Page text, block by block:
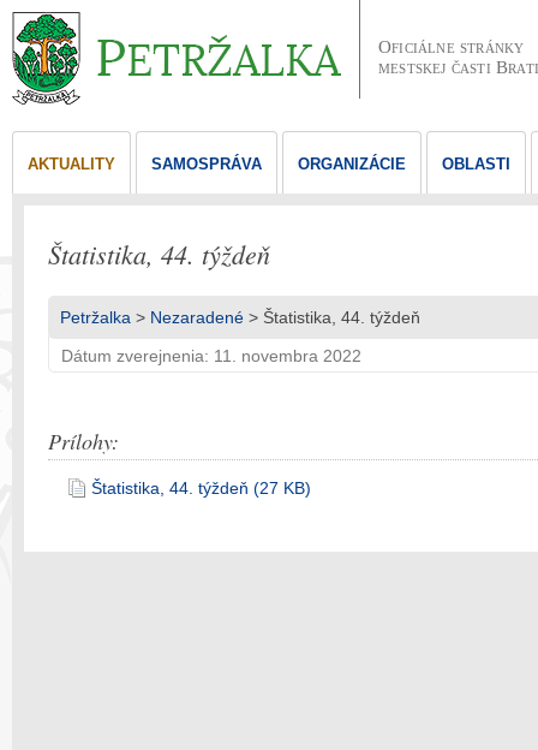
Oficiálne stránky
mestskej časti
AKTUALITY SAMOSPRÁVA ORGANIZÁCIE OBLASTI
Štatistika, 44. týždeň
Petržalka > Nezaradené > Štatistika, 44. týždeň
Dátum zverejnenia: 11. novembra 2022
Prílohy:
Štatistika, 44. týždeň (27 KB)